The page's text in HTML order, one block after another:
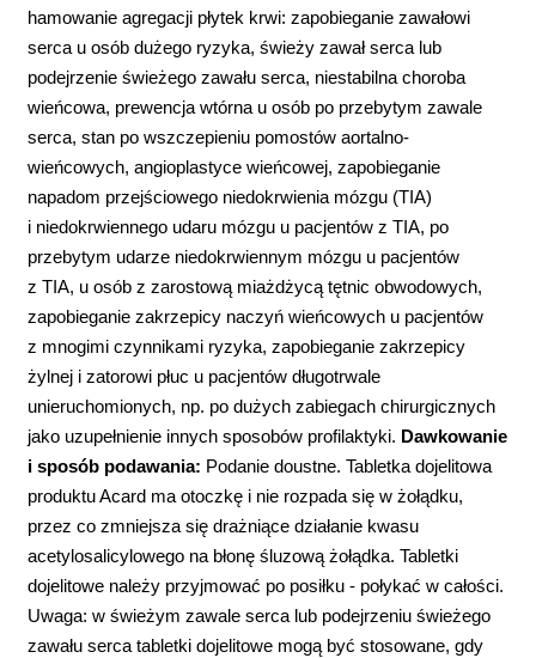
hamowanie agregacji płytek krwi: zapobieganie zawałowi
serca u osób dużego ryzyka, świeży zawał serca lub
podejrzenie świeżego zawału serca, niestabilna choroba
wieńcowa, prewencja wtórna u osób po przebytym zawale
serca, stan po wszczepieniu pomostów aortalno-
wieńcowych, angioplastyce wieńcowej, zapobieganie
napadom przejściowego niedokrwienia mózgu (TIA)
i niedokrwiennego udaru mózgu u pacjentów z TIA, po
przebytym udarze niedokrwiennym mózgu u pacjentów
z TIA, u osób z zarostową miażdżycą tętnic obwodowych,
zapobieganie zakrzepicy naczyń wieńcowych u pacjentów
z mnogimi czynnikami ryzyka, zapobieganie zakrzepicy
żylnej i zatorowi płuc u pacjentów długotrwale
unieruchomionych, np. po dużych zabiegach chirurgicznych
jako uzupełnienie innych sposobów profilaktyki. Dawkowanie
i sposób podawania: Podanie doustne. Tabletka dojelitowa
produktu Acard ma otoczkę i nie rozpada się w żołądku,
przez co zmniejsza się drażniące działanie kwasu
acetylosalicylowego na błonę śluzową żołądka. Tabletki
dojelitowe należy przyjmować po posiłku - połykać w całości.
Uwaga: w świeżym zawale serca lub podejrzeniu świeżego
zawału serca tabletki dojelitowe mogą być stosowane, gdy